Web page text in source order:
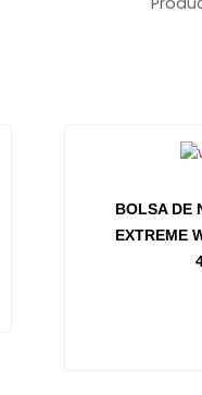
BOLSA DE
EXTREME